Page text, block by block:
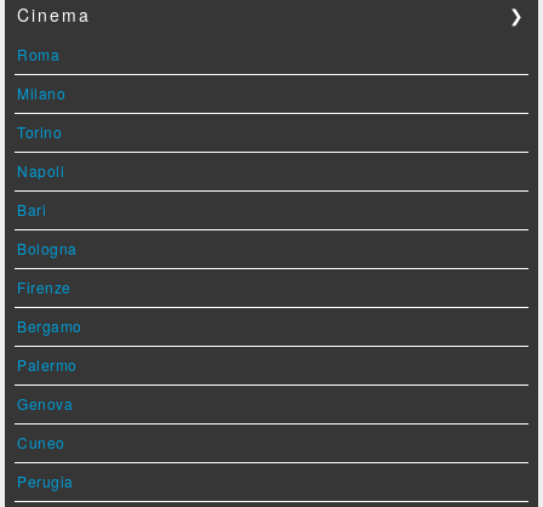
Cinema ❯
Roma
Milano
Torino
Napoli
Bari
Bologna
Firenze
Bergamo
Palermo
Genova
Cuneo
Perugia